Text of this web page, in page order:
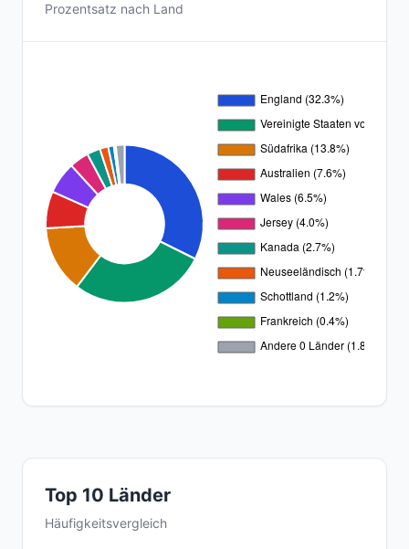
Prozentsatz nach Land
Top 10 Länder
Häufigkeitsvergleich